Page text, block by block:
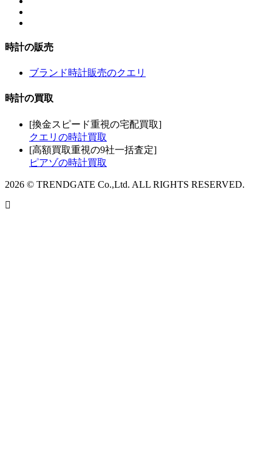
時計の販売
ブランド時計販売のクエリ
時計の買取
[換金スピード重視の宅配買取]
クエリの時計買取
[高額買取重視の9社一括査定]
ピアゾの時計買取
2026 © TRENDGATE Co.,Ltd. ALL RIGHTS RESERVED.